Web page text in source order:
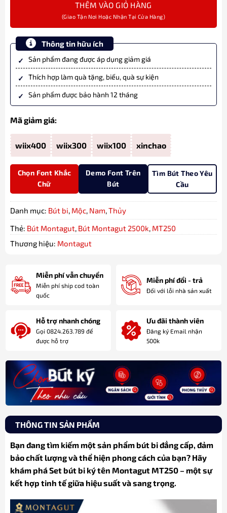
THÊM VÀO GIỎ HÀNG
Thông tin hữu ích
Sản phẩm đang được áp dụng giảm giá
Thích hợp làm quà tặng, biếu, quà sự kiện
Sản phẩm được bảo hành 12 tháng
Mã giảm giá:
wiix400 wiix300 wiix100 xinchao
Chọn Font Khắc
Chữ
Demo Font Trên
Bút
Tìm Bút Theo Yêu
Cầu
Danh mục: Bút bi, Mộc, Nam,Thủy
Thẻ: Bút Montagut, Bút Montagut 2500k, MT250
Thương hiệu: Montagut
Miễn phí vẫn chuyển
Miễn phí ship cod toàn
quốc
Miễn phí đổi - trả
Đối với lỗi nhà sản xuất
Hỗ trợ nhanh chóng
Gọi 0824.263.789 để
được hỗ trợ
Ưu đãi thành viên
Đăng ký Email nhận
500k
THÔNG TIN SẢN PHẨM
Bạn đang tìm kiếm một sản phẩm bút bi đẳng cấp, đảm
bảo chất lượng và thể hiện phong cách của bạn? Hãy
khám phá Set bút bi ký tên Montagut MT250 – một sự
kết hợp tinh tế giữa hiệu suất và sang trọng.